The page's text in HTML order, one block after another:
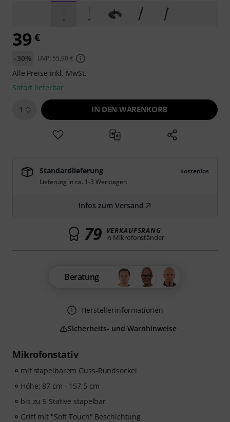
Mikrofonstativ
mit stapelbarem Guss-Rundsockel
Höhe: 87 cm - 157,5 cm
bis zu 5 Stative stapelbar
Griff mit "Soft Touch" Beschichtung
39 €
-30% UVP: 55,90 €
Alle Preise inkl. MwSt.
Sofort lieferbar
1 IN DEN WARENKORB
Standardlieferung
kostenlos
Lieferung in ca. 1-3 Werktagen
Infos zum Versand
79 VERKAUFSRANG
in Mikrofonständer
Beratung
Herstellerinformationen
Sicherheits- und Warnhinweise